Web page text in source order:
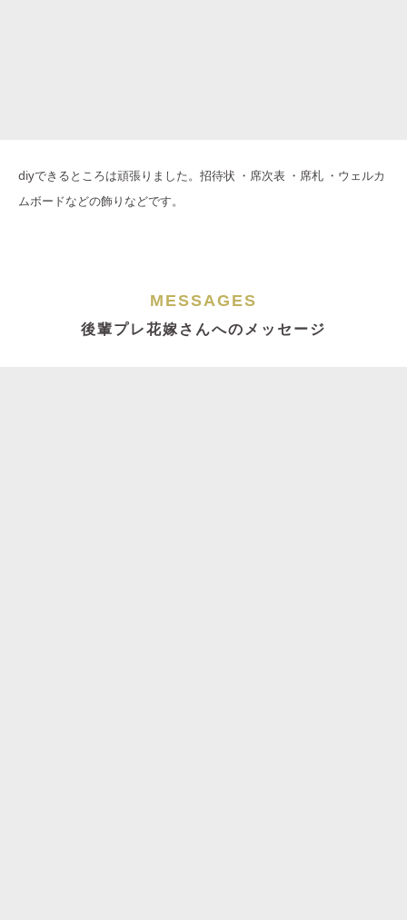
diyできるところは頑張りました。招待状 ・席次表 ・席札 ・ウェルカ
ムボードなどの飾りなどです。
MESSAGES
後輩プレ花嫁さんへのメッセージ